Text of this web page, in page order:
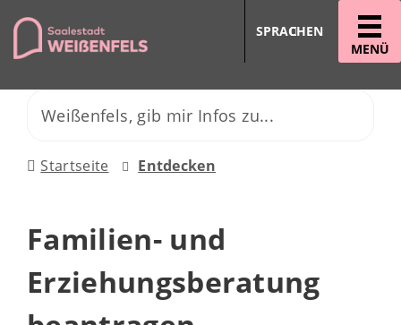
MENÜ
SPRACHEN
Startseite Entdecken
Familien- und
Erziehungsberatung